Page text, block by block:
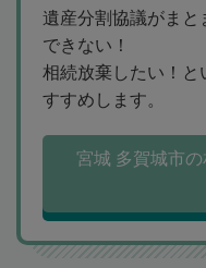
遺産分割協議がまと
できない！
相続放棄したい！と
すすめします。
宮城 多賀城市